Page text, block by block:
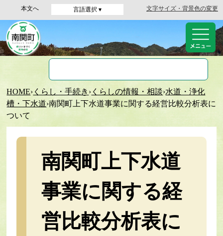
本文へ 言語選択 ▾ 文字サイズ・背景色の変更
HOME› くらし・手続き › くらしの情報・相談›水道・浄化
槽・下水道›南関町上下水道事業に関する経営比較分析表に
ついて
南関町上下水道
事業に関する経
営比較分析表に